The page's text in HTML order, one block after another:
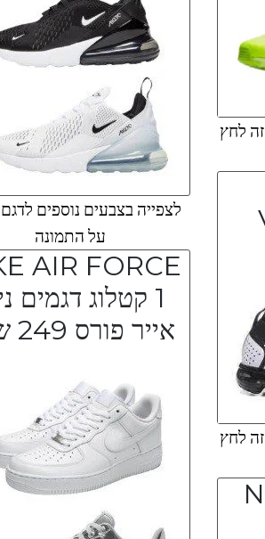
לצפייה בצבעים נוספים
על התמונה
AIR FORCE
1 קטלוג דגמים
אייר פורס 249 ש"ח
לחץ
לחץ